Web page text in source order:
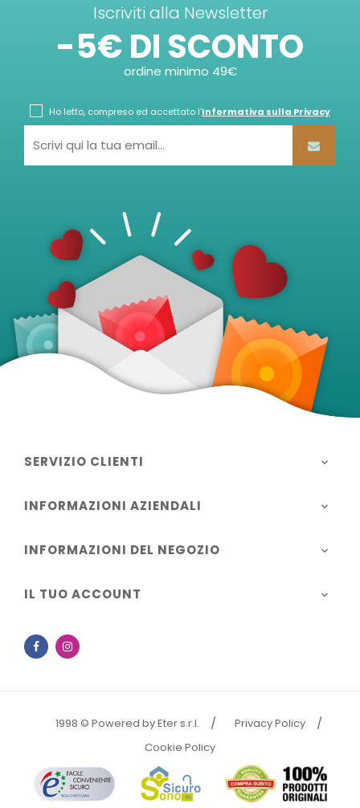
Iscriviti alla Newsletter
-5€ DI SCONTO
ordine minimo 49€
Ho letto, compreso ed accettato l'Informativa sulla Privacy
SERVIZIO CLIENTI 
INFORMAZIONI AZIENDALI 
INFORMAZIONI DEL NEGOZIO 
IL TUO ACCOUNT 
Facebook
1998 © Powered by Eter s.r.l.
Privacy Policy
Cookie Policy